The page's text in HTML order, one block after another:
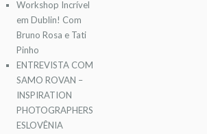
Workshop Incrível
em Dublin! Com
Bruno Rosa e Tati
Pinho
ENTREVISTA COM
SAMO ROVAN –
INSPIRATION
PHOTOGRAPHERS
ESLOVÊNIA